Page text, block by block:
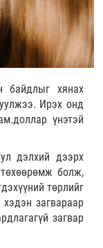
байдлыг хянах
Ирэх онд
үнэтэй
дэлхий дээрх
болж,
төрлийг
загвараар
загвар